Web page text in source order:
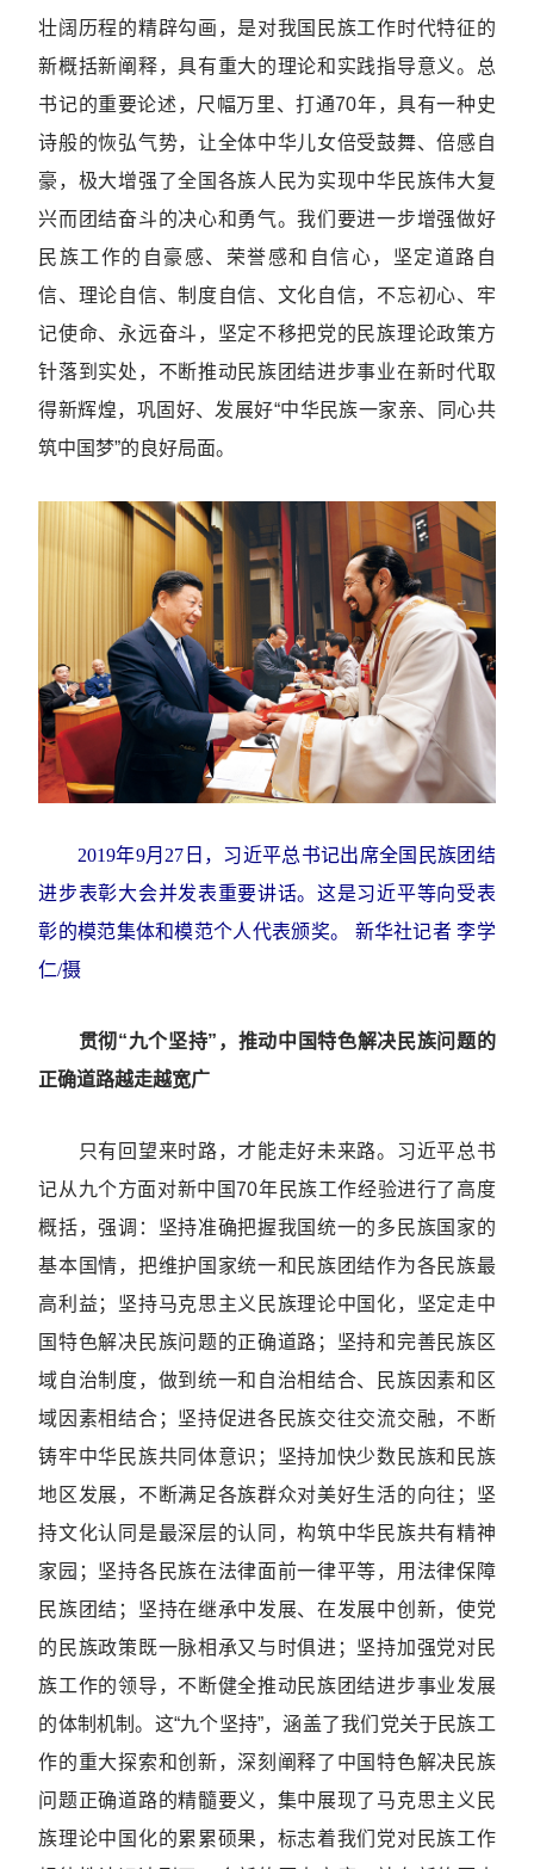
壮阔历程的精辟勾画，是对我国民族工作时代特征的
新概括新阐释，具有重大的理论和实践指导意义。总
书记的重要论述，尺幅万里、打通70年，具有一种史
诗般的恢弘气势，让全体中华儿女倍受鼓舞、倍感自
豪，极大增强了全国各族人民为实现中华民族伟大复
兴而团结奋斗的决心和勇气。我们要进一步增强做好
民族工作的自豪感、荣誉感和自信心，坚定道路自
信、理论自信、制度自信、文化自信，不忘初心、牢
记使命、永远奋斗，坚定不移把党的民族理论政策方
针落到实处，不断推动民族团结进步事业在新时代取
得新辉煌，巩固好、发展好“中华民族一家亲、同心共
筑中国梦”的良好局面。
2019年9月27日，习近平总书记出席全国民族团结
进步表彰大会并发表重要讲话。这是习近平等向受表
彰的模范集体和模范个人代表颁奖。 新华社记者 李学
仁/摄
贯彻“九个坚持”，推动中国特色解决民族问题的
正确道路越走越宽广
只有回望来时路，才能走好未来路。习近平总书
记从九个方面对新中国70年民族工作经验进行了高度
概括，强调：坚持准确把握我国统一的多民族国家的
基本国情，把维护国家统一和民族团结作为各民族最
高利益；坚持马克思主义民族理论中国化，坚定走中
国特色解决民族问题的正确道路；坚持和完善民族区
域自治制度，做到统一和自治相结合、民族因素和区
域因素相结合；坚持促进各民族交往交流交融，不断
铸牢中华民族共同体意识；坚持加快少数民族和民族
地区发展，不断满足各族群众对美好生活的向往；坚
持文化认同是最深层的认同，构筑中华民族共有精神
家园；坚持各民族在法律面前一律平等，用法律保障
民族团结；坚持在继承中发展、在发展中创新，使党
的民族政策既一脉相承又与时俱进；坚持加强党对民
族工作的领导，不断健全推动民族团结进步事业发展
的体制机制。这“九个坚持”，涵盖了我们党关于民族工
作的重大探索和创新，深刻阐释了中国特色解决民族
问题正确道路的精髓要义，集中展现了马克思主义民
族理论中国化的累累硕果，标志着我们党对民族工作